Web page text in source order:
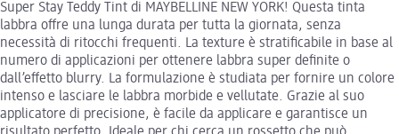
Super Stay Teddy Tint di MAYBELLINE NEW YORK! Questa tinta
labbra offre una lunga durata per tutta la giornata, senza
necessità di ritocchi frequenti. La texture è stratificabile in base al
numero di applicazioni per ottenere labbra super definite o
dall’effetto blurry. La formulazione è studiata per fornire un colore
intenso e lasciare le labbra morbide e vellutate. Grazie al suo
applicatore di precisione, è facile da applicare e garantisce un